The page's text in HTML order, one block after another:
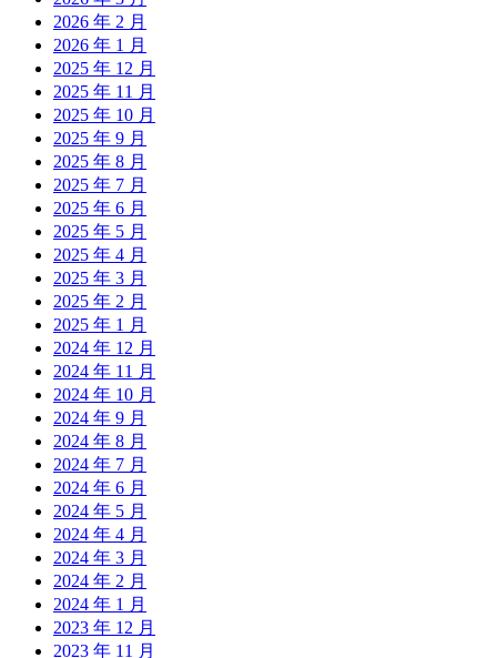
2026 年 2 月
2026 年 1 月
2025 年 12 月
2025 年 11 月
2025 年 10 月
2025 年 9 月
2025 年 8 月
2025 年 7 月
2025 年 6 月
2025 年 5 月
2025 年 4 月
2025 年 3 月
2025 年 2 月
2025 年 1 月
2024 年 12 月
2024 年 11 月
2024 年 10 月
2024 年 9 月
2024 年 8 月
2024 年 7 月
2024 年 6 月
2024 年 5 月
2024 年 4 月
2024 年 3 月
2024 年 2 月
2024 年 1 月
2023 年 12 月
2023 年 11 月